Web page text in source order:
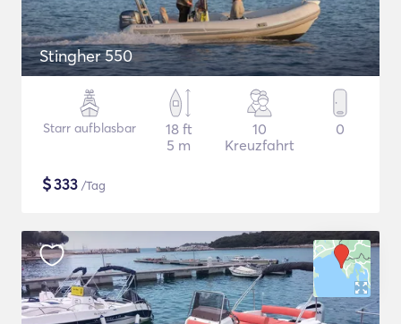
Stingher 550
Starr aufblasbar
18 ft
5 m
10
Kreuzfahrt
0
$333 /Tag